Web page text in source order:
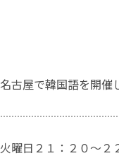
名古屋で韓国語を開
火曜日２１：２０～２